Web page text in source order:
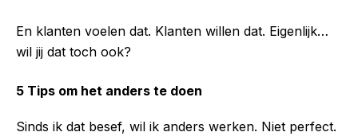
En klanten voelen dat. Klanten willen dat. Eigenlijk…
wil jij dat toch ook?
5 Tips om het anders te doen
Sinds ik dat besef, wil ik anders werken. Niet perfect.